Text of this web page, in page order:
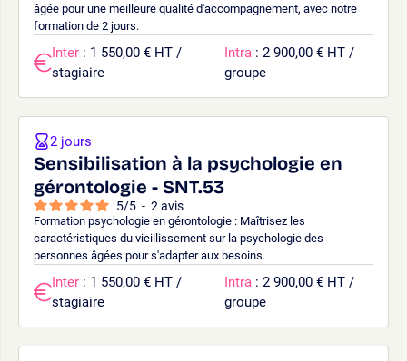
âgée pour une meilleure qualité d'accompagnement, avec notre
formation de 2 jours.
Inter : 1 550,00 € HT /
stagiaire
Intra : 2 900,00 € HT /
groupe
Sensibilisation à la psychologie en
gérontologie - SNT.53
5/5 - 2 avis
Formation psychologie en gérontologie : Maîtrisez les
caractéristiques du vieillissement sur la psychologie des
personnes âgées pour s'adapter aux besoins.
2 jours
Inter : 1 550,00 € HT /
stagiaire
Intra : 2 900,00 € HT /
groupe